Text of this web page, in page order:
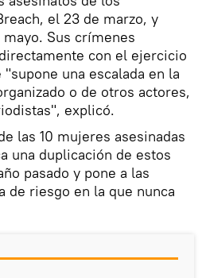
el 23 de marzo, y
Sus crímenes
con el ejercicio
una escalada en la
o de otros actores,
explicó.
las 10 mujeres asesinadas
una duplicación de estos
pasado y pone a las
de riesgo en la que nunca